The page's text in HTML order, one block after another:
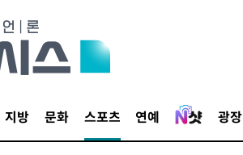
지방 문화 스포츠 연예 광장